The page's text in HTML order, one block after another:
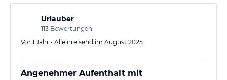
Urlauber
113 Bewertungen
Vor 1 Jahr • Alleinreisend im August 2025
Angenehmer Aufenthalt mit